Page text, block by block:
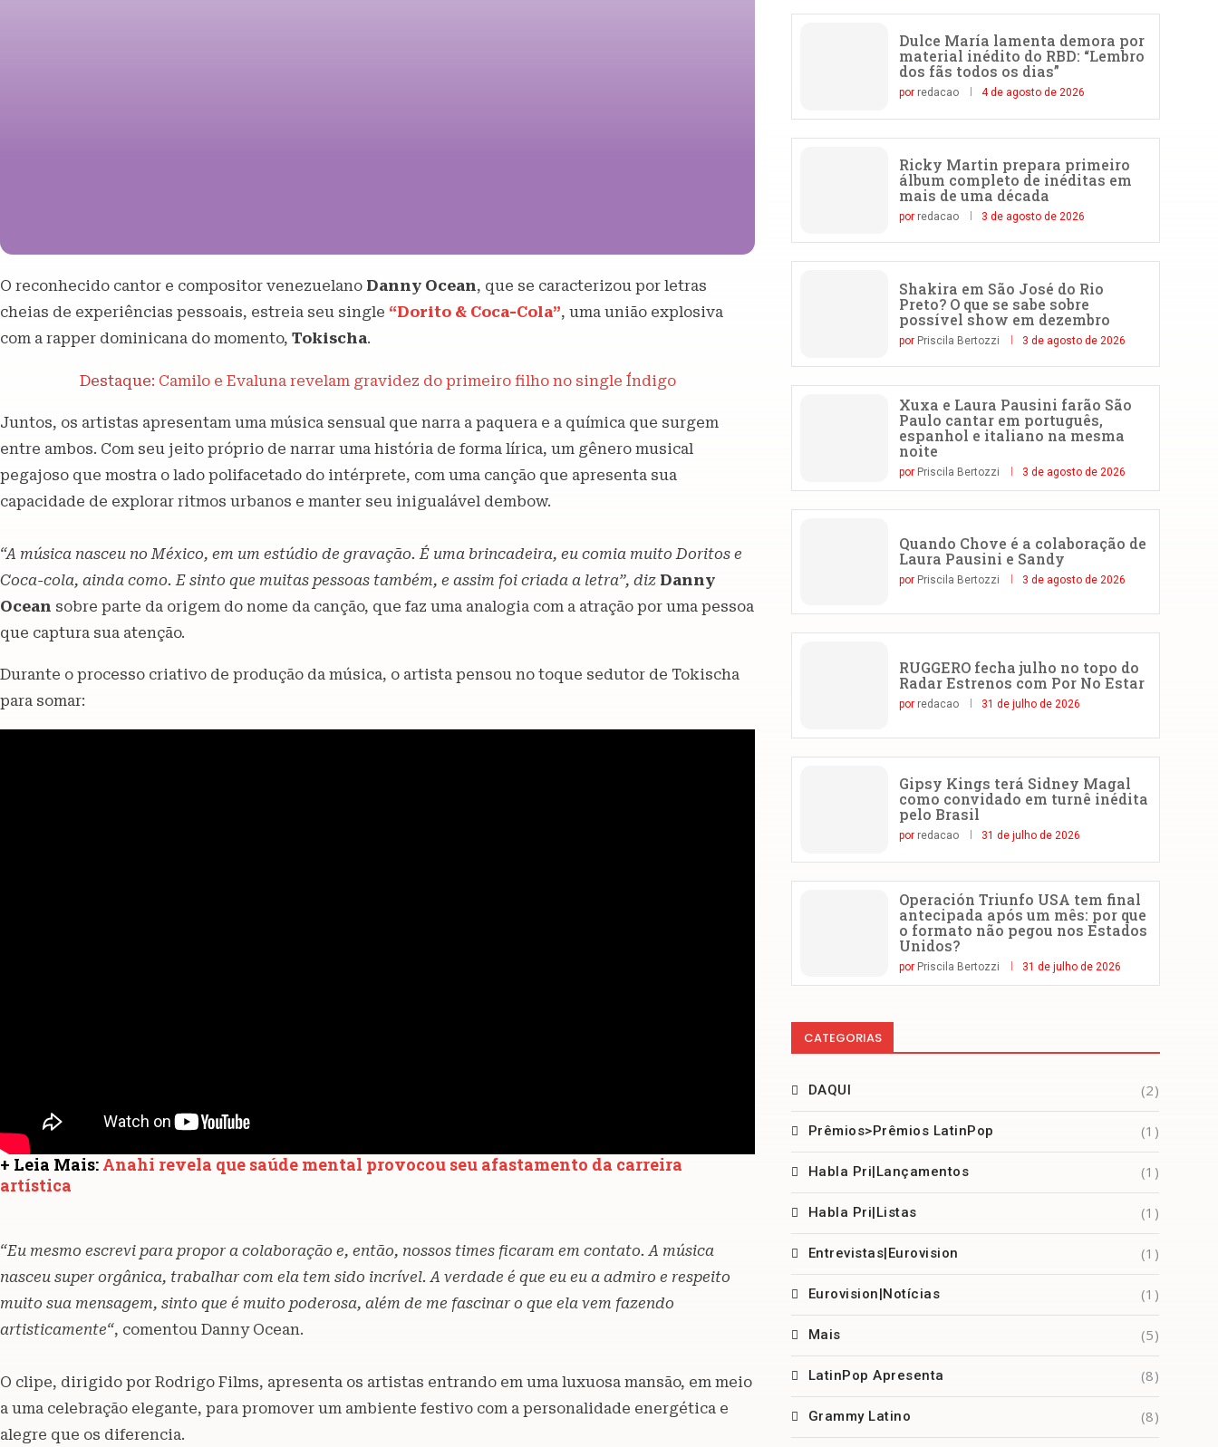
O reconhecido cantor e compositor venezuelano Danny Ocean, que se caracterizou por letras
cheias de experiências pessoais, estreia seu single “Dorito & Coca-Cola”, uma união explosiva
com a rapper dominicana do momento, Tokischa.
Destaque: Camilo e Evaluna revelam gravidez do primeiro filho no single Índigo
Juntos, os artistas apresentam uma música sensual que narra a paquera e a química que surgem
entre ambos. Com seu jeito próprio de narrar uma história de forma lírica, um gênero musical
pegajoso que mostra o lado polifacetado do intérprete, com uma canção que apresenta sua
capacidade de explorar ritmos urbanos e manter seu inigualável dembow.
“A música nasceu no México, em um estúdio de gravação. É uma brincadeira, eu comia muito Doritos e
Coca-cola, ainda como. E sinto que muitas pessoas também, e assim foi criada a letra”, diz Danny
Ocean sobre parte da origem do nome da canção, que faz uma analogia com a atração por uma pessoa
que captura sua atenção.
Durante o processo criativo de produção da música, o artista pensou no toque sedutor de Tokischa
para somar:
+ Leia Mais: Anahi revela que saúde mental provocou seu afastamento da carreira
artística
“Eu mesmo escrevi para propor a colaboração e, então, nossos times ficaram em contato. A música
nasceu super orgânica, trabalhar com ela tem sido incrível. A verdade é que eu eu a admiro e respeito
muito sua mensagem, sinto que é muito poderosa, além de me fascinar o que ela vem fazendo
artisticamente“, comentou Danny Ocean.
O clipe, dirigido por Rodrigo Films, apresenta os artistas entrando em uma luxuosa mansão, em meio
a uma celebração elegante, para promover um ambiente festivo com a personalidade energética e
alegre que os diferencia.
Dulce María lamenta demora por
material inédito do RBD: “Lembro
dos fãs todos os dias”
por redacao 4 de agosto de 2026
Ricky Martin prepara primeiro
álbum completo de inéditas em
mais de uma década
por redacao 3 de agosto de 2026
Shakira em São José do Rio
Preto? O que se sabe sobre
possível show em dezembro
por Priscila Bertozzi 3 de agosto de 2026
Xuxa e Laura Pausini farão São
Paulo cantar em português,
espanhol e italiano na mesma
noite
por Priscila Bertozzi 3 de agosto de 2026
Quando Chove é a colaboração de
Laura Pausini e Sandy
por Priscila Bertozzi 3 de agosto de 2026
RUGGERO fecha julho no topo do
Radar Estrenos com Por No Estar
por redacao 31 de julho de 2026
Gipsy Kings terá Sidney Magal
como convidado em turnê inédita
pelo Brasil
por redacao 31 de julho de 2026
Operación Triunfo USA tem final
antecipada após um mês: por que
o formato não pegou nos Estados
Unidos?
por Priscila Bertozzi 31 de julho de 2026
CATEGORIAS
DAQUI (2)
Prêmios>Prêmios LatinPop (1)
Habla Pri|Lançamentos (1)
Habla Pri|Listas (1)
Entrevistas|Eurovision (1)
Eurovision|Notícias (1)
Mais (5)
LatinPop Apresenta (8)
Grammy Latino (8)